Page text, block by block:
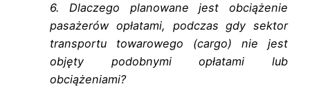
6. Dlaczego planowane jest obciążenie
pasażerów opłatami, podczas gdy sektor
transportu towarowego (cargo) nie jest
objęty podobnymi opłatami lub
obciążeniami?